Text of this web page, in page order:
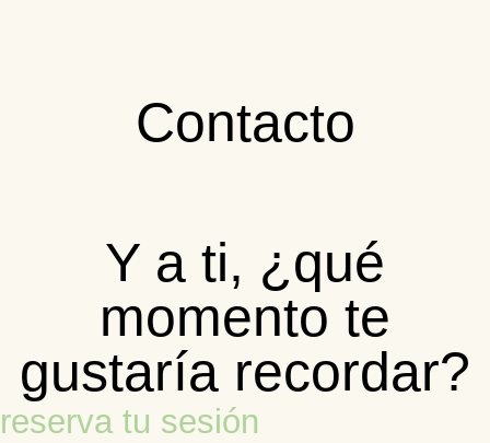
Contacto
Y a ti, ¿qué
momento te
gustaría recordar?
reserva tu sesión